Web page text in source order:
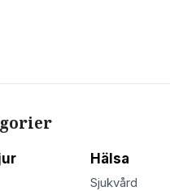
Hälsa
Sjukvård